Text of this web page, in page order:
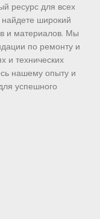
ресурс для всех
широкий
и материалов. Мы
по ремонту и
и технических
нашему опыту и
успешного